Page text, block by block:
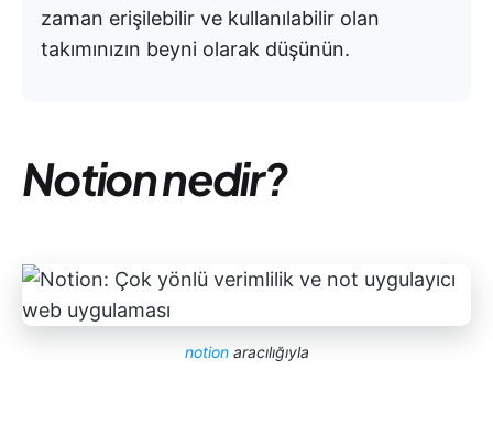
zaman erişilebilir ve kullanılabilir olan
takımınızın beyni olarak düşünün.
Notion nedir?
notionaracılığıyla